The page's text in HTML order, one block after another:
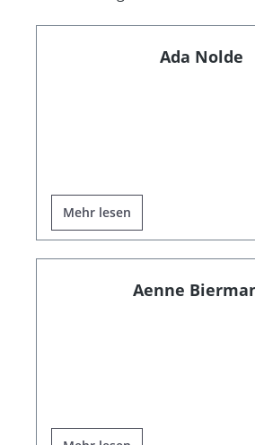
Ada Nolde
Mehr lesen
Aenne